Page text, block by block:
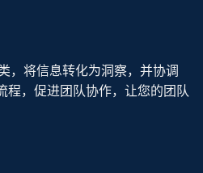
，将信息转化为洞察，并协调
程，促进团队协作，让您的团队